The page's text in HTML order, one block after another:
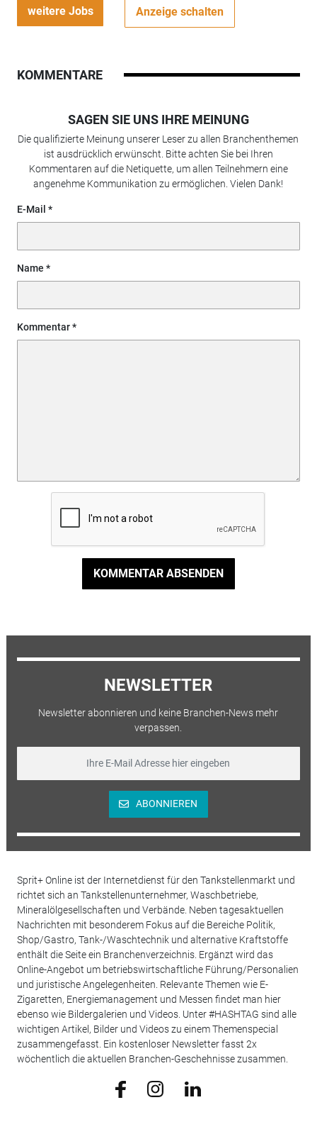
weitere Jobs Anzeige schalten
KOMMENTARE
SAGEN SIE UNS IHRE MEINUNG
Die qualifizierte Meinung unserer Leser zu allen Branchenthemen
ist ausdrücklich erwünscht. Bitte achten Sie bei Ihren
Kommentaren auf die Netiquette, um allen Teilnehmern eine
angenehme Kommunikation zu ermöglichen. Vielen Dank!
E-Mail
Name
Kommentar
KOMMENTAR ABSENDEN
NEWSLETTER
Newsletter abonnieren und keine Branchen-News mehr
verpassen.
ABONNIEREN
Sprit+ Online ist der Internetdienst für den Tankstellenmarkt und
richtet sich an Tankstellenunternehmer, Waschbetriebe,
Mineralölgesellschaften und Verbände. Neben tagesaktuellen
Nachrichten mit besonderem Fokus auf die Bereiche Politik,
Shop/Gastro, Tank-/Waschtechnik und alternative Kraftstoffe
enthält die Seite ein Branchenverzeichnis. Ergänzt wird das
Online-Angebot um betriebswirtschaftliche Führung/Personalien
und juristische Angelegenheiten. Relevante Themen wie E-
Zigaretten, Energiemanagement und Messen findet man hier
ebenso wie Bildergalerien und Videos. Unter #HASHTAG sind alle
wichtigen Artikel, Bilder und Videos zu einem Themenspecial
zusammengefasst. Ein kostenloser Newsletter fasst 2x
wöchentlich die aktuellen Branchen-Geschehnisse zusammen.